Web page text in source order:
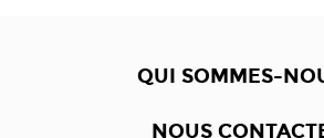
QUI SOMMES-
NOUS